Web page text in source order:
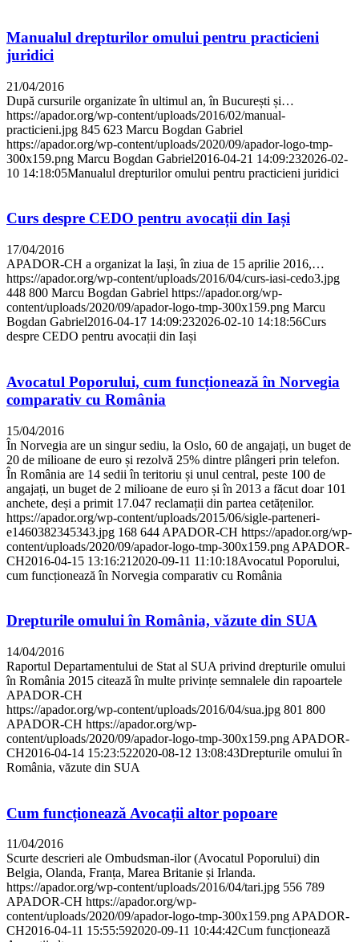
Manualul drepturilor omului pentru practicieni
juridici
21/04/2016
După cursurile organizate în ultimul an, în București și…
https://apador.org/wp-content/uploads/2016/02/manual-
practicieni.jpg 845 623 Marcu Bogdan Gabriel
https://apador.org/wp-content/uploads/2020/09/apador-logo-tmp-
300x159.png Marcu Bogdan Gabriel2016-04-21 14:09:232026-02-
10 14:18:05Manualul drepturilor omului pentru practicieni juridici
Curs despre CEDO pentru avocații din Iași
17/04/2016
APADOR-CH a organizat la Iași, în ziua de 15 aprilie 2016,…
https://apador.org/wp-content/uploads/2016/04/curs-iasi-cedo3.jpg
448 800 Marcu Bogdan Gabriel https://apador.org/wp-
content/uploads/2020/09/apador-logo-tmp-300x159.png Marcu
Bogdan Gabriel2016-04-17 14:09:232026-02-10 14:18:56Curs
despre CEDO pentru avocații din Iași
Avocatul Poporului, cum funcționează în Norvegia
comparativ cu România
15/04/2016
În Norvegia are un singur sediu, la Oslo, 60 de angajați, un buget de
20 de milioane de euro și rezolvă 25% dintre plângeri prin telefon.
În România are 14 sedii în teritoriu și unul central, peste 100 de
angajați, un buget de 2 milioane de euro și în 2013 a făcut doar 101
anchete, deși a primit 17.047 reclamații din partea cetățenilor.
https://apador.org/wp-content/uploads/2015/06/sigle-parteneri-
e1460382345343.jpg 168 644 APADOR-CH https://apador.org/wp-
content/uploads/2020/09/apador-logo-tmp-300x159.png APADOR-
CH2016-04-15 13:16:21 2020-09-11 11:10:18Avocatul Poporului,
cum funcționează în Norvegia comparativ cu România
Drepturile omului în România, văzute din SUA
14/04/2016
Raportul Departamentului de Stat al SUA privind drepturile omului
în România 2015 citează în multe privințe semnalele din rapoartele
APADOR-CH
https://apador.org/wp-content/uploads/2016/04/sua.jpg 801 800
APADOR-CH https://apador.org/wp-
content/uploads/2020/09/apador-logo-tmp-300x159.png APADOR-
CH2016-04-14 15:23:522020-08-12 13:08:43Drepturile omului în
România, văzute din SUA
Cum funcționează Avocații altor popoare
11/04/2016
Scurte descrieri ale Ombudsman-ilor (Avocatul Poporului) din
Belgia, Olanda, Franța, Marea Britanie și Irlanda.
https://apador.org/wp-content/uploads/2016/04/tari.jpg 556 789
APADOR-CH https://apador.org/wp-
content/uploads/2020/09/apador-logo-tmp-300x159.png APADOR-
CH2016-04-11 15:55:592020-09-11 10:44:42Cum funcționează